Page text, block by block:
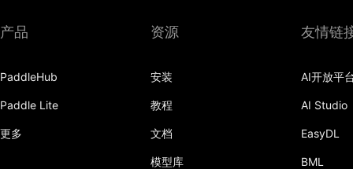
产品
PaddleHub
Paddle Lite
更多
资源
安装
教程
文档
模型库
友情链
AI开放平
AI Studio
EasyDL
BML